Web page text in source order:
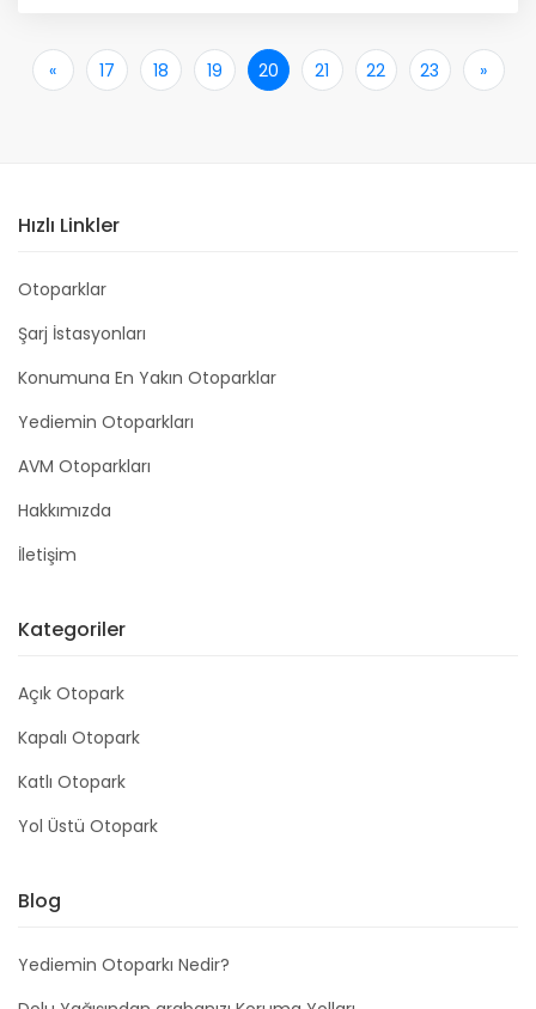
« 17 18 19 20 21 22 23 » Son
Hızlı Linkler
Otoparklar
Şarj İstasyonları
Konumuna En Yakın Otoparklar
Yediemin Otoparkları
AVM Otoparkları
Hakkımızda
İletişim
Kategoriler
Açık Otopark
Kapalı Otopark
Katlı Otopark
Yol Üstü Otopark
Blog
Yediemin Otoparkı Nedir?